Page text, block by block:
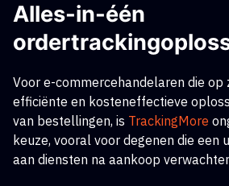
Alles-in-één
Voor e-commercehandelaren die op
efficiënte en kosteneffectieve
van bestellingen, is TrackingMore
keuze, vooral voor degenen die een
aan diensten na aankoop